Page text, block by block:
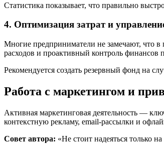
Статистика показывает, что правильно
4. Оптимизация затрат и
Многие предприниматели не замечают, что
расходов и проактивный контроль финансов
Рекомендуется создать резервный фонд на
Работа с маркетингом и
Активная маркетинговая деятельность —
контекстную рекламу, email-рассылки и
Совет автора: «Не стоит надеяться только